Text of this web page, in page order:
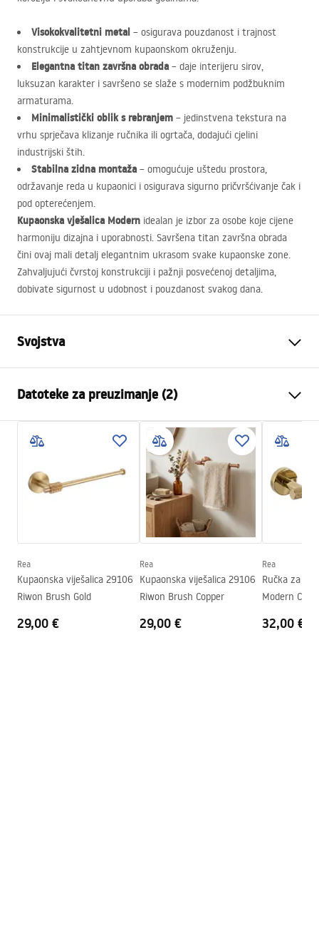
Visokokvalitetni metal – osigurava pouzdanost i trajnost
konstrukcije u zahtjevnom kupaonskom okruženju.
Elegantna titan završna obrada – daje interijeru sirov,
luksuzan karakter i savršeno se slaže s modernim podžbuknim
armaturama.
Minimalistički oblik s rebranjem – jedinstvena tekstura na
vrhu sprječava klizanje ručnika ili ogrtača, dodajući cjelini
industrijski štih.
Stabilna zidna montaža – omogućuje uštedu prostora,
održavanje reda u kupaonici i osigurava sigurno pričvršćivanje čak i
pod opterećenjem.
Kupaonska vješalica Modern idealan je izbor za osobe koje cijene
harmoniju dizajna i uporabnosti. Savršena titan završna obrada
čini ovaj mali detalj elegantnim ukrasom svake kupaonske zone.
Zahvaljujući čvrstoj konstrukciji i pažnji posvećenoj detaljima,
dobivate sigurnost u udobnost i pouzdanost svakog dana.
Svojstva
Materijal
Metal
Način montaže
Na vijke
Širina
50mm
Visina
65mm
Dubina
70mm
Modern
24 mjeseca
Datoteke za preuzimanje (2)
Sigurnosne informacije
WARUNKI_BEZPIECZENSTWA_AKCESORIA_LAZIENKOWE.
Warranty_Terms_and_Conditions_Accessories_-_24.pdf
Rea
Kupaonska viješalica 29106
Riwon Brush Gold
29,00 €
Rea
Kupaonska viješalica 29106
Riwon Brush Copper
29,00 €
Rea
Ručka za
Modern
32,00 €